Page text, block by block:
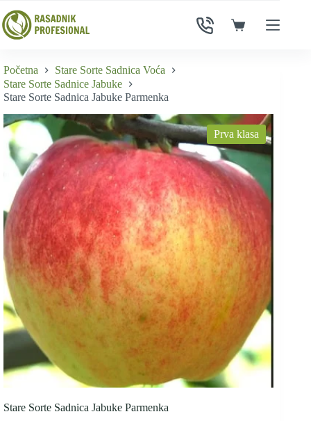
to
content
Shopping
Početna
Stare Sorte Sadnica Voća
Stare Sorte Sadnice Jabuke
Stare Sorte Sadnica Jabuke Parmenka
Prva klasa
Stare Sorte Sadnica Jabuke Parmenka